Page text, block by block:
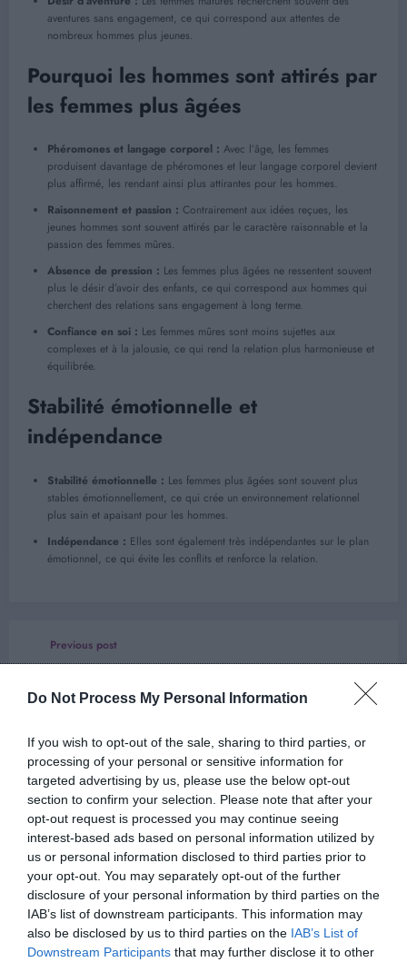
Do Not Process My Personal Information
If you wish to opt-out of the sale, sharing to third parties, or
processing of your personal or sensitive information for
targeted advertising by us, please use the below opt-out
section to confirm your selection. Please note that after your
opt-out request is processed you may continue seeing
interest-based ads based on personal information utilized by
us or personal information disclosed to third parties prior to
your opt-out. You may separately opt-out of the further
disclosure of your personal information by third parties on the
IAB’s list of downstream participants. This information may
also be disclosed by us to third parties on the IAB’s List of
Downstream Participants that may further disclose it to other
aventures sans engagement, ce qui correspond aux attentes de
nombreux hommes plus jeunes.
Pourquoi les hommes sont attirés par
les femmes plus âgées
Phéromones et langage corporel : Avec l’âge, les femmes
produisent davantage de phéromones et leur langage corporel devient
plus affirmé, les rendant ainsi plus attirantes pour les hommes.
Raisonnement et passion : Contrairement aux idées reçues, les
jeunes hommes sont souvent attirés par le caractère raisonnable et la
passion des femmes mûres.
Absence de pression : Les femmes plus âgées ne ressentent souvent
plus le désir d’avoir des enfants, ce qui correspond aux hommes qui
cherchent des relations sans engagement à long terme.
Confiance en soi : Les femmes mûres sont moins sujettes aux
complexes et à la jalousie, ce qui rend la relation plus harmonieuse et
équilibrée.
Stabilité émotionnelle et
indépendance
Stabilité émotionnelle : Les femmes plus âgées sont souvent plus
stables émotionnellement, ce qui crée un environnement relationnel
plus sain et apaisant pour les hommes.
Indépendance : Elles sont également très indépendantes sur le plan
émotionnel, ce qui évite les conflits et renforce la relation.
Previous post
Toujours en tête du classement des
préférences des Français
Les astres réservent des surprises pour les
natifs de ces signes astrologiques !
ARTICLES EN LIEN